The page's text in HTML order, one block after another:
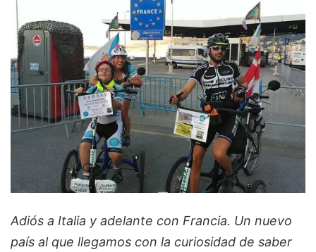
Adiós a Italia y adelante con Francia. Un nuevo
país al que llegamos con la curiosidad de saber